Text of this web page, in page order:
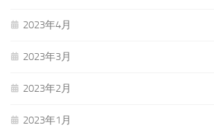
2023年4月
2023年3月
2023年2月
2023年1月